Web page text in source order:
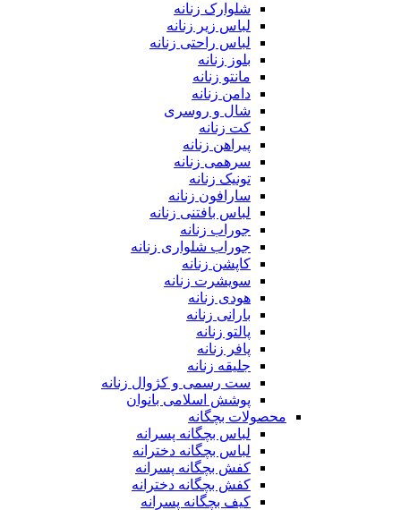
شلوارک زنانه
لباس زیر زنانه
لباس راحتی زنانه
بلوز زنانه
مانتو زنانه
دامن زنانه
شال و روسری
کت زنانه
پیراهن زنانه
سرهمی زنانه
تونیک زنانه
سارافون زنانه
لباس بافتنی زنانه
جوراب زنانه
جوراب شلواری زنانه
کاپشن زنانه
سویشرت زنانه
هودی زنانه
بارانی زنانه
پالتو زنانه
پافر زنانه
جلیقه زنانه
ست رسمی و کژوال زنانه
پوشش اسلامی بانوان
محصولات بچگانه
لباس بچگانه پسرانه
لباس بچگانه دخترانه
کفش بچگانه پسرانه
کفش بچگانه دخترانه
کیف بچگانه پسرانه